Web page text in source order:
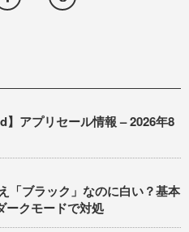
】アプリセール情報 – 2026年8
「ブラック」なのに白い？基本
ークモードで対処